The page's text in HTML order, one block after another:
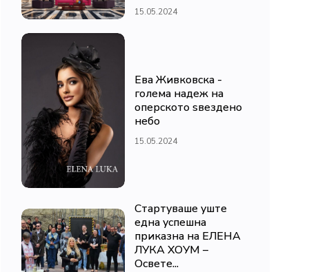
15.05.2024
Ева Живковска -
голема надеж на
оперското ѕвездено
небо
15.05.2024
Стартуваше уште
една успешна
приказна на ЕЛЕНА
ЛУКА ХОУМ –
Освете...